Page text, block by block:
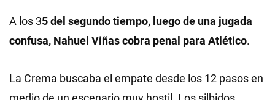
A los 35 del segundo tiempo, luego de una jugada
confusa, Nahuel Viñas cobra penal para Atlético.
La Crema buscaba el empate desde los 12 pasos en